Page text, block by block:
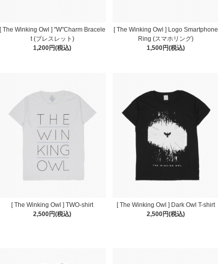
[ The Winking Owl ] "W"Charm Bracele
t (ブレスレット)
1,200円(税込)
[ The Winking Owl ] Logo Smartphone
Ring (スマホリング)
1,500円(税込)
[ The Winking Owl ] TWO-shirt
2,500円(税込)
[ The Winking Owl ] Dark Owl T-shirt
2,500円(税込)